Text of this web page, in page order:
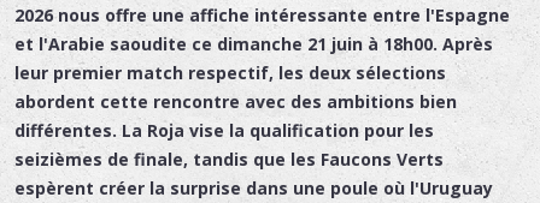
2026 nous offre une affiche intéressante entre l'Espagne
et l'Arabie saoudite ce dimanche 21 juin à 18h00. Après
leur premier match respectif, les deux sélections
abordent cette rencontre avec des ambitions bien
différentes. La Roja vise la qualification pour les
seizièmes de finale, tandis que les Faucons Verts
espèrent créer la surprise dans une poule où l'Uruguay